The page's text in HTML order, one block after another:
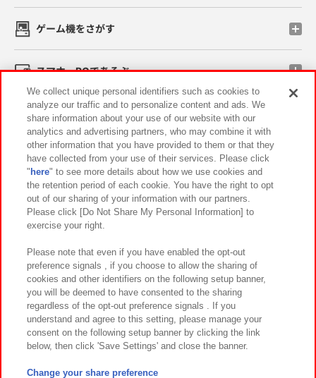
ゲーム機をさがす
スマホ・PCであそぶ
イベント・キャンペーン
関連会社 サステナビリティ サイトポリシー
プライバシーポリシー ウェブアクセシビリティ方針と検証結果
お取引先さまとともに
カスタマーハラスメント対応方針 よくあるご質問・お問い合わせ
©Bandai Namco Amusement Inc.
©Bandai Namco Amusement Lab Inc.
We collect unique personal identifiers such as cookies to
analyze our traffic and to personalize content and ads. We
share information about your use of our website with our
analytics and advertising partners, who may combine it with
other information that you have provided to them or that they
have collected from your use of their services. Please click
" here" to see more details about how we use cookies and
the retention period of each cookie. You have the right to opt
out of our sharing of your information with our partners.
Please click [Do Not Share My Personal Information] to
exercise your right.
Please note that even if you have enabled the opt-out
preference signals , if you choose to allow the sharing of
cookies and other identifiers on the following setup banner,
you will be deemed to have consented to the sharing
regardless of the opt-out preference signals . If you
understand and agree to this setting, please manage your
consent on the following setup banner by clicking the link
below, then click 'Save Settings' and close the banner.
Change your share preference